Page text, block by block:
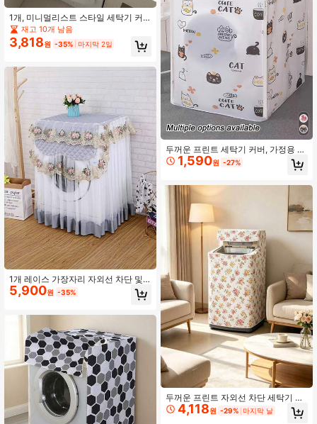
1개, 미니멀리스트 스타일 세탁기 커
버, 세탁기 및 건조기 방수 및 방진 보
호 커버, 현대적인 기하학적/줄무늬 패
턴 상단 커버, 범용 사이즈.
재고 10개 남음
3,818원 -35% 마지막 2일
1개 레이스 가장자리 자외선 차단 및
방진 세탁기 커버, 측면 개폐 세탁기
커버, 8-10kg 전자동 세탁기에 적합,
5,900원 -35%
두꺼운 프린트 세탁기 커버, 가정용 세
탁기 드럼 커버 타월, 세탁기 방진, 보
호 천, 건조기 커버, 재사용 가능한 세
기 가장 좋은 선택, 어머니의 날 선물,
발렌타인 데이 선물
1,590원 -27%
두꺼운 프린트 자외선 차단 세탁기 커
버, 가정용 세탁기 드럼 커버 타월, 세
탁기 먼지 방지용, 보호 천, 건조기 커
4,118원 -29% 마지막 날